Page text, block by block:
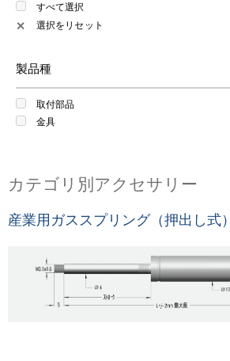
すべて選択
✕ 選択をリセット
製品種
取付部品
金具
カテゴリ別アクセサリー
産業用ガススプリング（押出し式